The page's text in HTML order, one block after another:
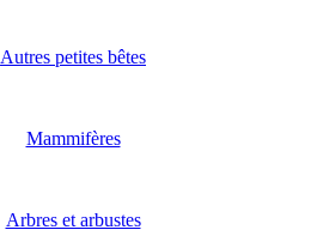
Autres petites bêtes
Mammifères
Arbres et arbustes